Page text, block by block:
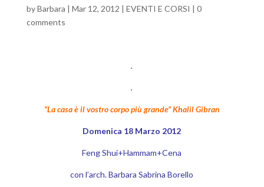
byBarbara | Mar 12, 2012 | EVENTI E CORSI | 0
comments
.
.
“La casa è il vostro corpo più grande”Khalil Gibran
Domenica 18 Marzo 2012
Feng Shui+Hammam+Cena
con l’arch. Barbara Sabrina Borello